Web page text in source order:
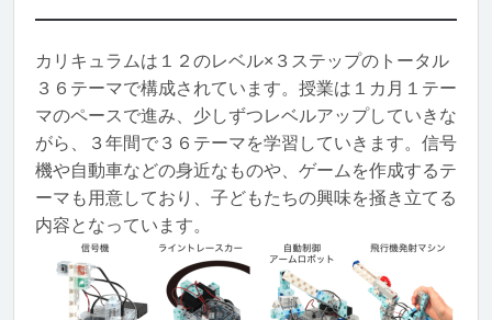
カリキュラムは１２のレベル×３ステップのトータル
３６テーマで構成されています。授業は１カ月１テー
マのペースで進み、少しずつレベルアップしていきな
がら、３年間で３６テーマを学習していきます。信号
機や自動車などの身近なものや、ゲームを作成するテ
ーマも用意しており、子どもたちの興味を掻き立てる
内容となっています。